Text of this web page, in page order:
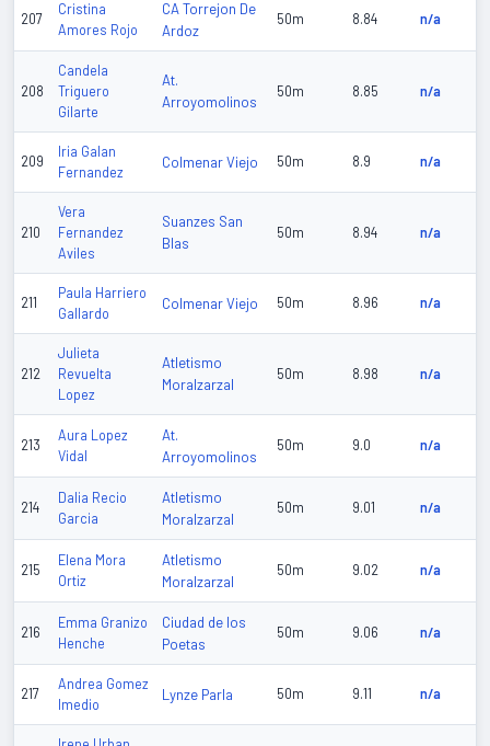
207
Cristina
Amores Rojo
CA Torrejon De
Ardoz
50m 8.84 n/a
208
Candela
Triguero
Gilarte
At.
Arroyomolinos
50m 8.85 n/a
209
Iria Galan
Fernandez
Colmenar Viejo 50m 8.9 n/a
210
Vera
Fernandez
Aviles
Suanzes San
Blas
50m 8.94 n/a
211
Paula Harriero
Gallardo
Colmenar Viejo 50m 8.96 n/a
212
Julieta
Revuelta
Lopez
Atletismo
Moralzarzal
50m 8.98 n/a
213
Aura Lopez
Vidal
At.
Arroyomolinos
50m 9.0 n/a
214
Dalia Recio
Garcia
Atletismo
Moralzarzal
50m 9.01 n/a
215
Elena Mora
Ortiz
Atletismo
Moralzarzal
50m 9.02 n/a
216
Emma Granizo
Henche
Ciudad de los
Poetas
50m 9.06 n/a
217
Andrea Gomez
Imedio
Lynze Parla 50m 9.11 n/a